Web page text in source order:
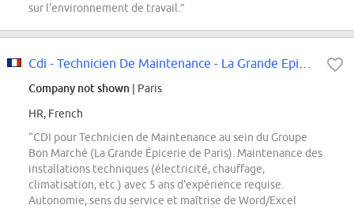
sur l'environnement de travail.”
Company not shown | Paris
HR, French
“CDI pour Technicien de Maintenance au sein du Groupe
Bon Marché (La Grande Épicerie de Paris). Maintenance des
installations techniques (électricité, chauffage,
climatisation, etc.) avec 5 ans d'expérience requise.
Autonomie, sens du service et maîtrise de Word/Excel